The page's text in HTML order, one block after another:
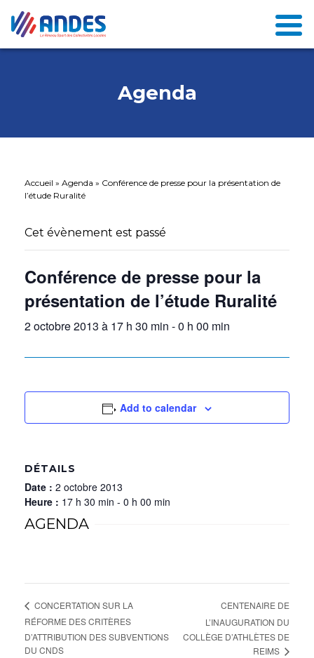
Agenda
Accueil » Agenda » Conférence de presse pour la présentation de
l’étude Ruralité
Cet évènement est passé
Conférence de presse pour la
présentation de l’étude Ruralité
2 octobre 2013 à 17 h 30 min -0 h 00 min
Add to calendar
DÉTAILS
Date : 2 octobre 2013
Heure : 17 h 30 min - 0 h 00 min
AGENDA
CONCERTATION SUR LA
RÉFORME DES CRITÈRES
D’ATTRIBUTION DES SUBVENTIONS
DU CNDS
CENTENAIRE DE
L’INAUGURATION DU
COLLÈGE D’ATHLÈTES DE
REIMS